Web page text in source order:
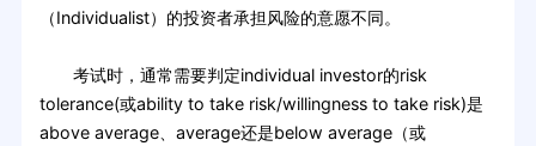
（Individualist）的投资者承担风险的意愿不同。
考试时，通常需要判定individual investor的risk
tolerance(或ability to take risk/willingness to take risk)是
above average、average还是below average（或